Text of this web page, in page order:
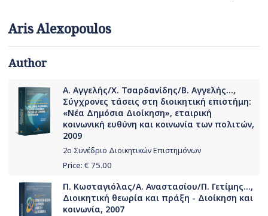
Aris Alexopoulos
Author
Α. Αγγελής/Χ. Τσαρδανίδης/Β. Αγγελής...,
Σύγχρονες τάσεις στη διοικητική επιστήμη:
«Νέα Δημόσια Διοίκηση», εταιρική
κοινωνική ευθύνη και κοινωνία των πολιτών,
2009
2ο Συνέδριο Διοικητικών Επιστημόνων
Price: € 75.00
Π. Κωσταγιόλας/Α. Αναστασίου/Π. Γετίμης...,
Διοικητική θεωρία και πράξη - Διοίκηση και
κοινωνία, 2007